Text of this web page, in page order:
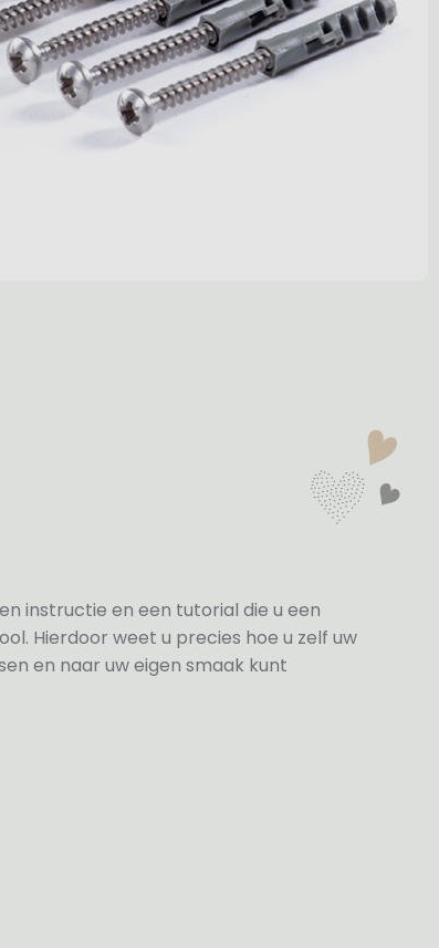
instructie en een tutorial die u een
Hierdoor weet u precies hoe u zelf uw
en naar uw eigen smaak kunt